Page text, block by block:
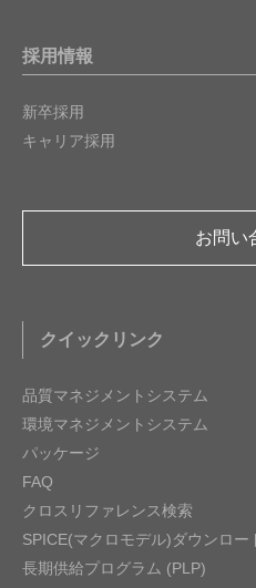
採用情報
新卒採用
キャリア採用
お問い
クイックリンク
品質マネジメントシステム
環境マネジメントシステム
パッケージ
FAQ
クロスリファレンス検索
SPICE(マクロモデル)ダウンロー
長期供給プログラム (PLP)